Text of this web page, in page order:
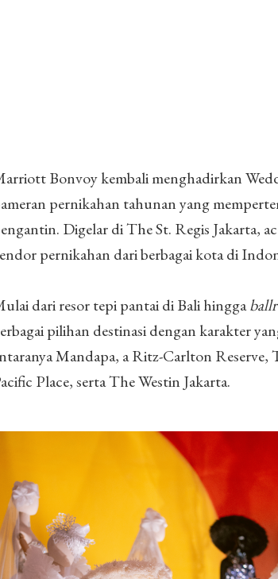
Bonvoy kembali menghadirkan
pernikahan tahunan yang
Digelar di The St. Regis Jakarta,
pernikahan dari berbagai kota di
dari resor tepi pantai di Bali hingga
pilihan destinasi dengan karakter
Mandapa, a Ritz-Carlton
Place, serta The Westin Jakarta.